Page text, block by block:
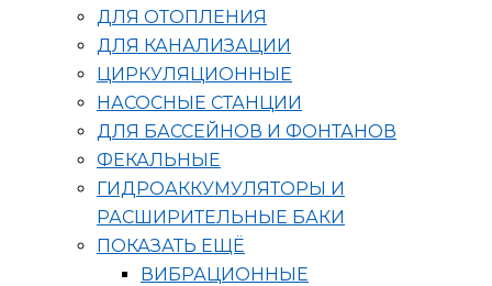
ДЛЯ ОТОПЛЕНИЯ
ДЛЯ КАНАЛИЗАЦИИ
ЦИРКУЛЯЦИОННЫЕ
НАСОСНЫЕ СТАНЦИИ
ДЛЯ БАССЕЙНОВ И ФОНТАНОВ
ФЕКАЛЬНЫЕ
ГИДРОАККУМУЛЯТОРЫ И
РАСШИРИТЕЛЬНЫЕ БАКИ
ПОКАЗАТЬ ЕЩЁ
ВИБРАЦИОННЫЕ